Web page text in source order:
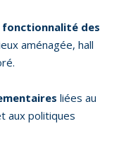
fonctionnalité des
aménagée, hall
liées au
aux politiques